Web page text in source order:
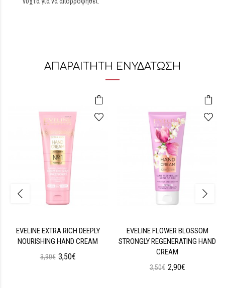
ΑΠΑΡΑΙΤΗΤΗ ΕΝΥΔΑΤΩΣΗ
EVELINE EXTRA RICH DEEPLY
NOURISHING HAND CREAM
3,90€ 3,50€
EVELINE FLOWER BLOSSOM
STRONGLY REGENERATING HAND
CREAM
3,50€ 2,90€